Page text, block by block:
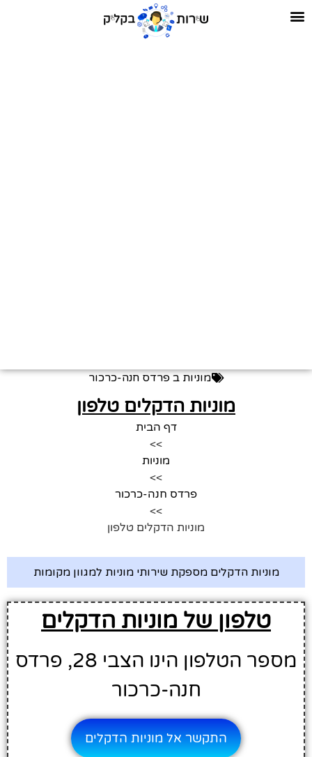
מוניות ב פרדס חנה-כרכור
מוניות הדקלים טלפון
דף הבית
>>
מוניות
>>
פרדס חנה-כרכור
>>
מוניות הדקלים טלפון
מוניות הדקלים מספקת שירותי מוניות למגוון מקומות
טלפון של מוניות הדקלים
מספר הטלפון הינו הצבי 28, פרדס
חנה-כרכור
התקשר אל מוניות הדקלים